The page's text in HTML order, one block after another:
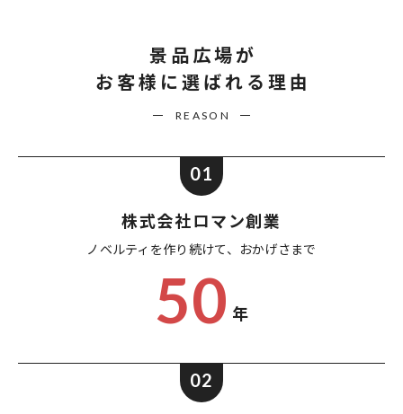
景品広場が
お客様に選ばれる理由
REASON
01
株式会社ロマン創業
ノベルティを作り続けて、 おかげさまで
50 年
02